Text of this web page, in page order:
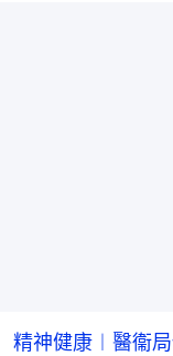
精神健康︱醫衞